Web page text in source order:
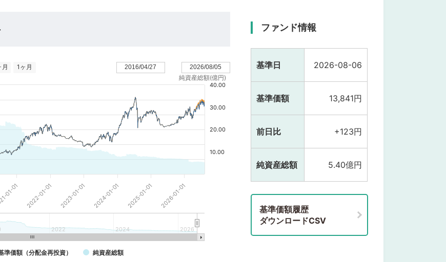
月 1ヶ月 2016/04/27 2026/08/05
純資産総額(億円)
準価額（分配金再投資） 純資産総額
01-01 2022-01-01 2023-01-01 2024-01-01 2025-01-01 2026-01-01
2022 2024 2026
10.00
20.00
30.00
40.00
ファンド情報
基準日 2026-08-06
基準価額 13,841円
前日比 +123円
純資産総額 5.40億円
基準価額履歴
ダウンロードCSV